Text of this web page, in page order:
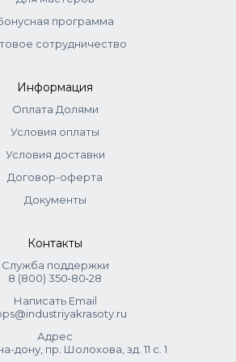
программа
сотрудничество
Информация
Оплата Долями
Условия оплаты
Условия доставки
Договор-оферта
Документы
Контакты
Служба поддержки
8 (800) 350‑80‑28
Написать Email
Адрес
дону, пр. Шолохова, зд. 11 с. 1